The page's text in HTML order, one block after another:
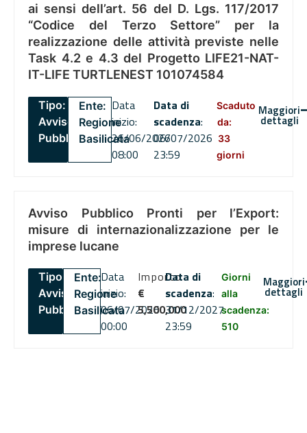
ai sensi dell’art. 56 del D. Lgs. 117/2017
“Codice del Terzo Settore” per la
realizzazione delle attività previste nelle
Task 4.2 e 4.3 del Progetto LIFE21-NAT-
IT-LIFE TURTLENEST 101074584
Tipo:
Avviso
Pubblico
Ente:
Regione
Basilicata
Data
inizio:
26/06/2026
08:00
Data di
scadenza:
06/07/2026
23:59
Scaduto
da:
33
giorni
Maggiori
dettagli
Avviso Pubblico Pronti per l’Export:
misure di internazionalizzazione per le
imprese lucane
Tipo:
Avviso
Pubblico
Ente:
Regione
Basilicata
Data
inizio:
06/07/2026
00:00
Importo
€
5,500,000
Data di
scadenza:
31/12/2027
23:59
Giorni
alla
scadenza:
510
Maggiori
dettagli